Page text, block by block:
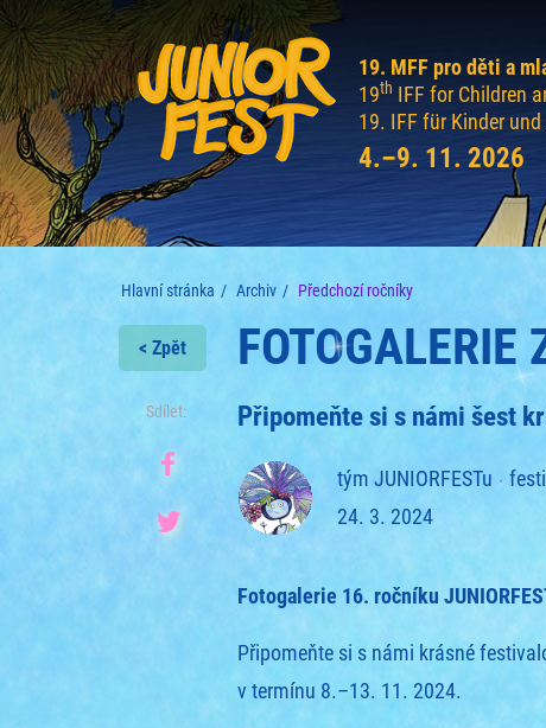
19. MFF pro děti a
19th IFF for Children
19. IFF für Kinder
4.–9. 11. 2026
Hlavní stránka Archiv Předchozí ročníky
< Zpět
Sdílet:
FOTOGALERIE
Připomeňte si s námi šest
tým JUNIORFESTu
24. 3. 2024
Fotogalerie 16. ročníku
Připomeňte si s námi krásné
v termínu 8.–13. 11. 2024.